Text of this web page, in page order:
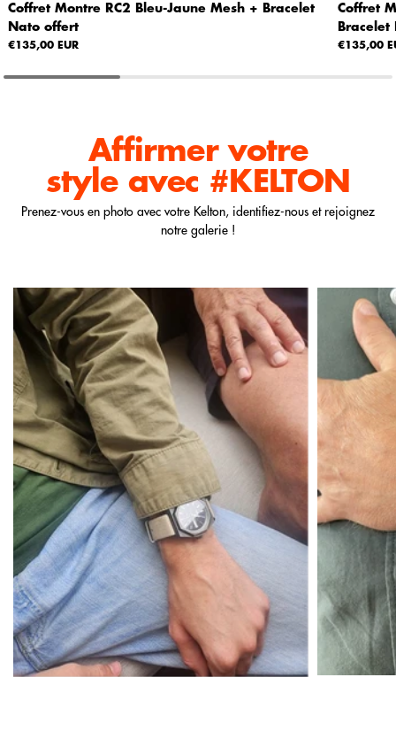
Coffret Montre RC2 Bleu-Jaune Mesh + Bracelet
Nato offert
€135,00 EUR
Coffret
€135,00
Affirmer votre
style avec #KELTON
Prenez-vous en photo avec votre Kelton, identifiez-nous et rejoignez
notre galerie !